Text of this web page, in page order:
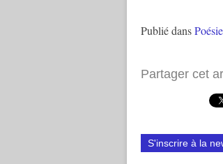
Publié dans
Partager cet
S'inscrire à la